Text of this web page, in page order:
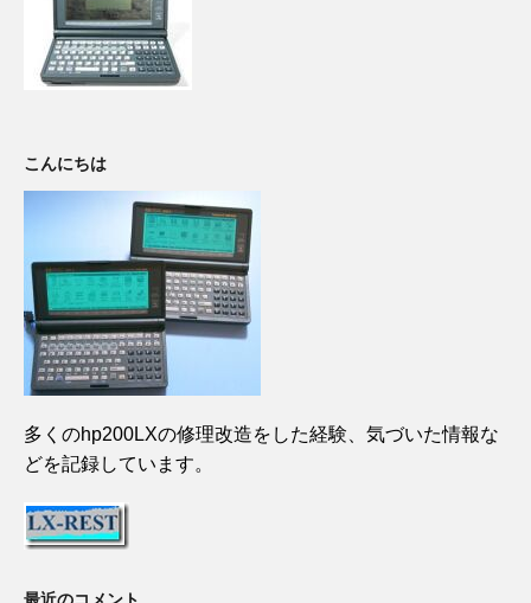
こんにちは
多くのhp200LXの修理改造をした経験、気づいた情報な
どを記録しています。